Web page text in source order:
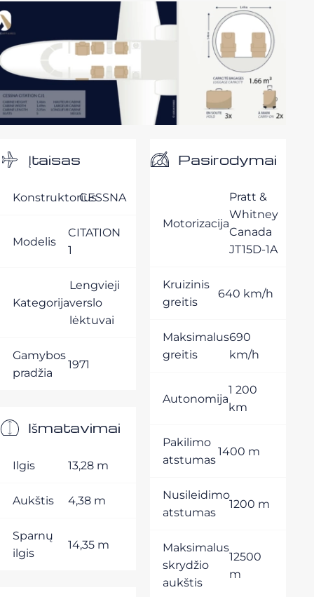
Įtaisas
KonstruktoriusCESSNA
Modelis
CITATION
1
Kategorija
Lengvieji
verslo
lėktuvai
Gamybos
pradžia
1971
Išmatavimai
Ilgis 13,28 m
Aukštis 4,38 m
Sparnų
ilgis
14,35 m
Pasirodymai
Motorizacija
Pratt &
Whitney
Canada
JT15D-1A
Kruizinis
greitis
640 km/h
Maksimalus
greitis
690
km/h
Autonomija
1 200
km
Pakilimo
atstumas
1400 m
Nusileidimo
atstumas
1200 m
Maksimalus
skrydžio
aukštis
12500
m